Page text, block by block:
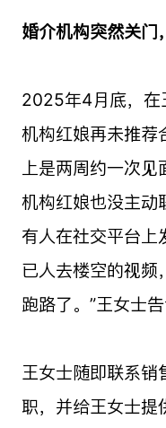
婚介机构突然关门
2025年4月底，在
机构红娘再未推荐
上是两周约一次见
机构红娘也没主动
有人在社交平台上
已人去楼空的视频
跑路了。”王女士告
王女士随即联系销
职，并给王女士提